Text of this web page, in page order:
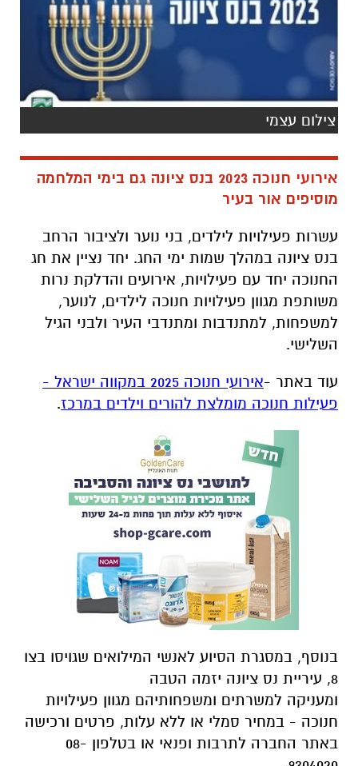
צילום עצמי
אירועי חנוכה 2023 בנס ציונה גם בימי המלחמה
מוסיפים אור בעיר
עשרות פעילויות לילדים, בני נוער ולציבור הרחב
בנס ציונה במהלך שמות ימי החג. יחד נציין את חג
החנוכה יחד עם פעילויות, אירועים והדלקת נרות
משותפת מגוון פעילויות חנוכה לילדים, לנוער,
למשפחות, למתנדבות ומתנדבי העיר ולבני הגיל
השלישי.
עוד באתר -
אירועי חנוכה 2025 במקווה ישראל -
פעילות חנוכה מומלצת להורים וילדים במרכז.
בנוסף, במסגרת הסיוע לאנשי המילואים שגויסו בצו
8, עיריית נס ציונה יזמה הטבה
ומעניקה למשרתים ומשפחותיהם מגוון פעילויות
חנוכה - במחיר סמלי או ללא עלות, פרטים ורכישה
באתר החברה לתרבות ופנאי או בטלפון 08-